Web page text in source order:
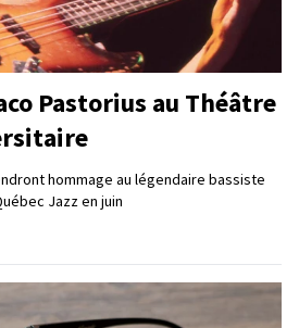
Pastorius au Théâtre
hommage au légendaire bassiste
Jazz en juin